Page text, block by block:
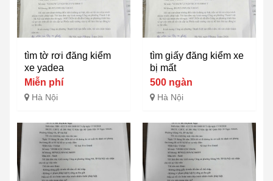
tìm tờ rơi đăng kiểm
xe yadea
Miễn phí
Hà Nội
tìm giấy đăng kiểm xe
bị mất
500 ngàn
Hà Nội